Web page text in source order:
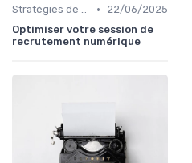
Stratégies de Recrutement Digital •
22/06/2025
Optimiser votre session de
recrutement numérique